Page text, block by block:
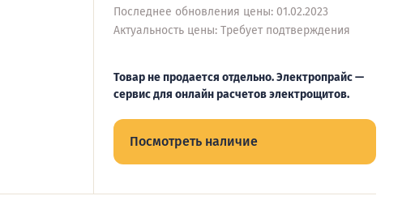
Последнее обновления цены: 01.02.2023
Актуальность цены: Требует подтверждения
Товар не продается отдельно. Электропрайс —
сервис для онлайн расчетов электрощитов.
Посмотреть наличие